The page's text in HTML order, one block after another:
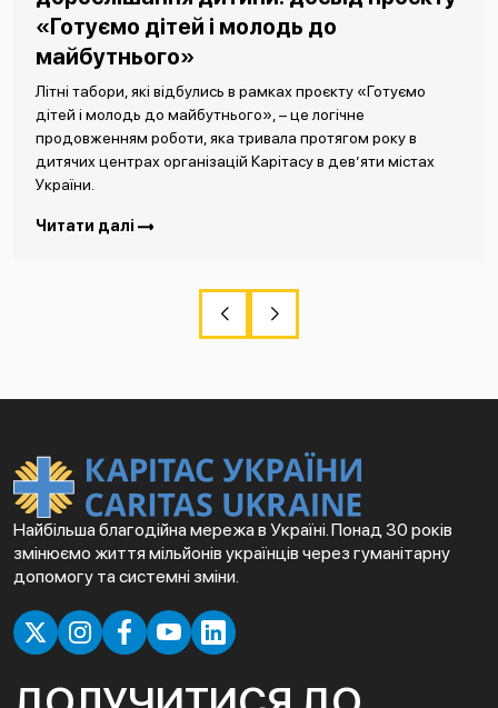
«Готуємо дітей і молодь до
майбутнього»
Літні табори, які відбулись в рамках проєкту «Готуємо
дітей і молодь до майбутнього», – це логічне
продовженням роботи, яка тривала протягом року в
дитячих центрах організацій Карітасу в дев’яти містах
України.
Читати далі
Найбільша благодійна мережа в Україні. Понад 30 років
змінюємо життя мільйонів українців через гуманітарну
допомогу та системні зміни.